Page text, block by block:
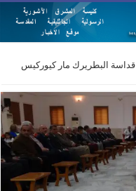
قداسة البطريرك مار كيوركيس